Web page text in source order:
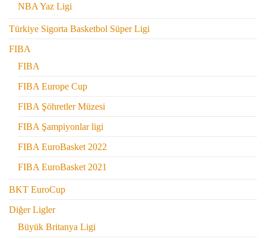
NBA Yaz Ligi
Türkiye Sigorta Basketbol Süper Ligi
FIBA
FIBA
FIBA Europe Cup
FIBA Şöhretler Müzesi
FIBA Şampiyonlar ligi
FIBA EuroBasket 2022
FIBA EuroBasket 2021
BKT EuroCup
Diğer Ligler
Büyük Britanya Ligi